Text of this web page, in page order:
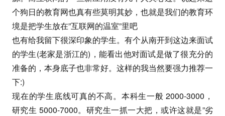
个狗日的教育网也真有些莫明其妙，也就是我们的教育环
境是把学生放在”互联网的温室”里吧
也有给我留下很深印象的学生。有个从南开到这边来面试
的学生(老家是浙江的)，能看出他对面试是做了很充分的
准备的，本身底子也非常好。这样的我当然要强力推荐一
下:)
现在的学生底线可真的不高。本科生一般 2000-3000，
研究生 5000-7000。研究生一抓一大把，或许这就是”劣